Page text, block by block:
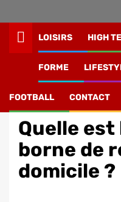
LOISIRS HIGH
FORME
FOOTBALL CONTACT
recharge à domicile ?
Quelle
borne de
domicile ?